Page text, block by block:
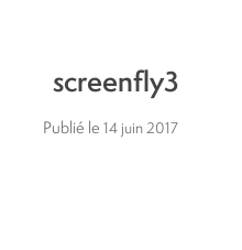
screenfly3
Publié le 14 juin 2017